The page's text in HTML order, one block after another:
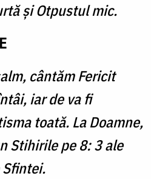
și Otpustul mic.
cântăm Fericit
iar de va fi
toată. La Doamne,
Stihirile pe 8: 3 ale